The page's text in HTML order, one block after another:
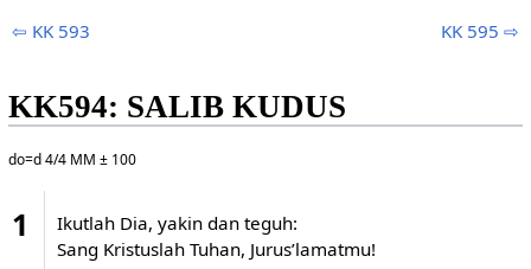
⇦ KK 593 KK 595 ⇨
KK594: SALIB KUDUS
do=d 4/4 MM ± 100
1
Ikutlah Dia, yakin dan teguh:
Sang Kristuslah Tuhan, Jurus’lamatmu!